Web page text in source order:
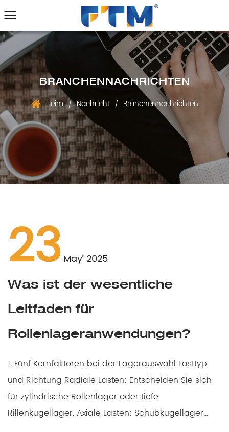
BRANCHENNACHRICHTEN
Heim / Nachricht / Branchennachrichten
23 May’ 2025
Was ist der wesentliche
Leitfaden für
Rollenlageranwendungen?
1. Fünf Kernfaktoren bei der Lagerauswahl Lasttyp
und Richtung Radiale Lasten: Entscheiden Sie sich
für zylindrische Rollenlager oder tiefe
Rillenkugellager. Axiale Lasten: Schubkugellager...